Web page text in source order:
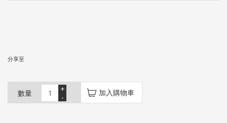
分享至
數量 -
+ 加入購物車